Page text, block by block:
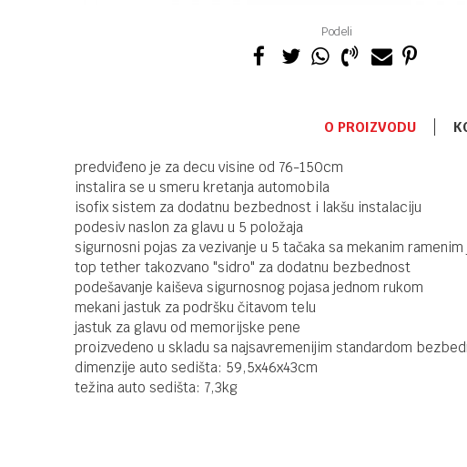
Podeli
O PROIZVODU
predviđeno je za decu visine od 76-150cm
instalira se u smeru kretanja automobila
isofix sistem za dodatnu bezbednost i lakšu instalaciju
podesiv naslon za glavu u 5 položaja
sigurnosni pojas za vezivanje u 5 tačaka sa mekanim
top tether takozvano "sidro" za dodatnu bezbednost
podešavanje kaiševa sigurnosnog pojasa jednom rukom
mekani jastuk za podršku čitavom telu
jastuk za glavu od memorijske pene
proizvedeno u skladu sa najsavremenijim standardom
dimenzije auto sedišta: 59,5x46x43cm
težina auto sedišta: 7,3kg